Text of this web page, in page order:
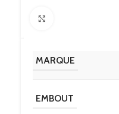
MARQUE
EMBOUT